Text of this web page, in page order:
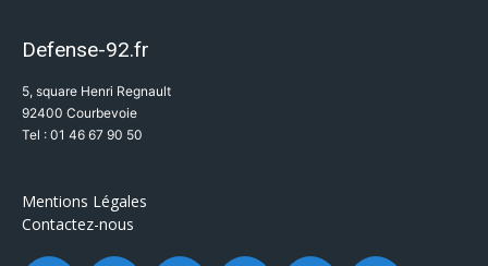
Defense-92.fr
5, square Henri Regnault
92400 Courbevoie
Tel : 01 46 67 90 50
Mentions Légales
Contactez-nous